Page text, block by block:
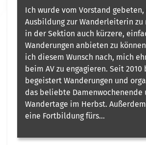
Ich wurde vom Vorstand gebeten,
Ausbildung zur Wanderleiterin zu
in der Sektion auch kürzere,
Wanderungen anbieten zu
ich diesem Wunsch nach, mich
beim AV zu engagieren. Seit
begeistert Wanderungen und
das beliebte Damenwochenende
Wandertage im Herbst.
eine Fortbildung fürs...